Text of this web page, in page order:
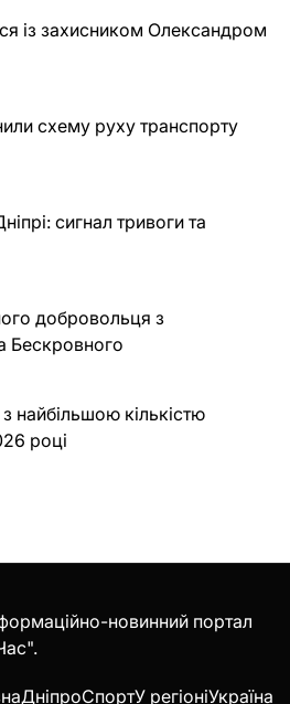
із захисником Олександром
схему руху транспорту
сигнал тривоги та
добровольця з
Бескровного
найбільшою кількістю
році
новинний портал
ДніпроСпортУ регіоніУкраїна